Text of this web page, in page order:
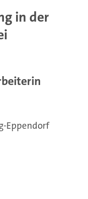
in der
Eppendorf